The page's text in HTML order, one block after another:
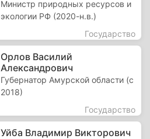
Министр природных ресурсов и
экологии РФ (2020-н.в.)
Государство
Орлов Василий
Александрович
Губернатор Амурской области (с
2018)
Государство
Уйба Владимир Викторович